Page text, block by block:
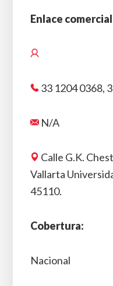
Enlace
33 1204 0368,
N/A
Calle G.K.
Vallarta
45110.
Cobertura:
Nacional